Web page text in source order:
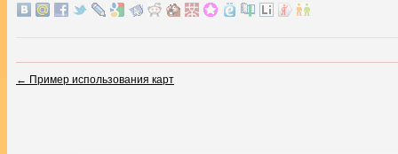
← Пример использования карт